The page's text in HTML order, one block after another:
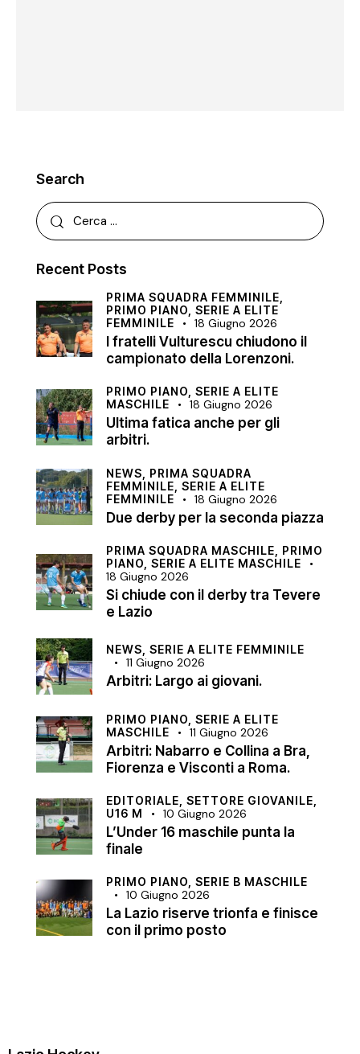
Search
Recent Posts
PRIMA SQUADRA FEMMINILE,
PRIMO PIANO, SERIE A ELITE
FEMMINILE
18 Giugno 2026
I fratelli Vulturescu chiudono il
campionato della Lorenzoni.
PRIMO PIANO, SERIE A ELITE
MASCHILE
18 Giugno 2026
Ultima fatica anche per gli
arbitri.
NEWS, PRIMA SQUADRA
FEMMINILE, SERIE A ELITE
FEMMINILE
18 Giugno 2026
Due derby per la seconda piazza
PRIMA SQUADRA MASCHILE, PRIMO
PIANO, SERIE A ELITE MASCHILE
18 Giugno 2026
Si chiude con il derby tra Tevere
e Lazio
NEWS, SERIE A ELITE FEMMINILE
11 Giugno 2026
Arbitri: Largo ai giovani.
PRIMO PIANO, SERIE A ELITE
MASCHILE
11 Giugno 2026
Arbitri: Nabarro e Collina a Bra,
Fiorenza e Visconti a Roma.
EDITORIALE, SETTORE GIOVANILE,
U16 M
10 Giugno 2026
L’Under 16 maschile punta la
finale
PRIMO PIANO, SERIE B MASCHILE
10 Giugno 2026
La Lazio riserve trionfa e finisce
con il primo posto